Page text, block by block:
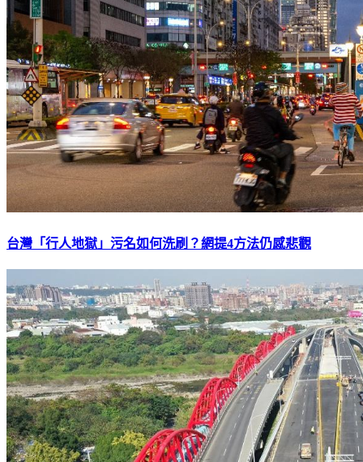
台灣「行人地獄」污名如何洗刷？網提4方法仍感悲觀